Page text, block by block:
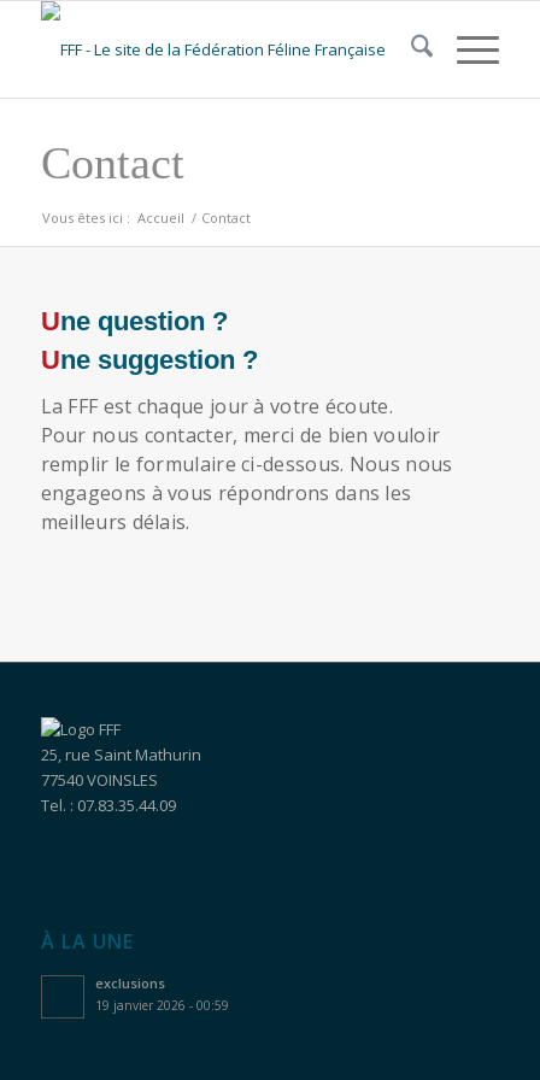
Contact
Vous êtes ici : Accueil / Contact
Une question ?
Une suggestion ?
La FFF est chaque jour à votre écoute.
Pour nous contacter, merci de bien vouloir
remplir le formulaire ci-dessous. Nous nous
engageons à vous répondrons dans les
meilleurs délais.
25, rue Saint Mathurin
77540 VOINSLES
Tel. : 07.83.35.44.09
À LA UNE
exclusions
19 janvier 2026 - 00:59